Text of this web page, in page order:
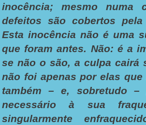
inocência; mesmo numa
defeitos são cobertos
Esta inocência não é uma
que foram antes. Não: é a
se não o são, a culpa cairá
não foi apenas por elas
também – e, sobretudo
necessário à sua
singularmente